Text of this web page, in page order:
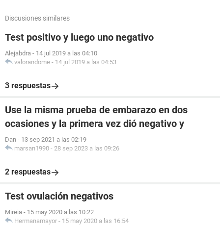
Discusiones similares
Test positivo y luego uno negativo
Alejabdra - 14 jul 2019 a las 04:10
valorandome - 14 jul 2019 a las 04:53
3 respuestas
Use la misma prueba de embarazo en dos
ocasiones y la primera vez dió negativo y
Dan - 13 sep 2021 a las 02:19
marsan1990 - 28 sep 2023 a las 09:26
2 respuestas
Test ovulación negativos
Mireia - 15 may 2020 a las 10:22
Hermanamayor - 15 may 2020 a las 16:54